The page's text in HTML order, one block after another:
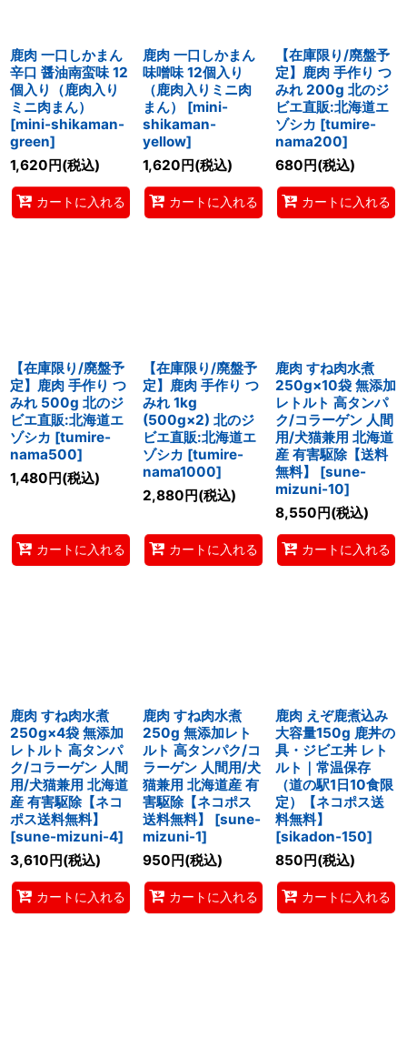
鹿肉 一口しかまん
辛口 醤油南蛮味 12
個入り（鹿肉入り
ミニ肉まん）
[mini-shikaman-
green]
1,620円(税込)
カートに入れる
鹿肉 一口しかまん
味噌味 12個入り
（鹿肉入りミニ肉
まん）
[mini-
shikaman-
yellow]
1,620円(税込)
カートに入れる
【在庫限り/廃盤予
定】鹿肉 手作り つ
みれ 200g 北のジ
ビエ直販:北海道エ
ゾシカ [tumire-
nama200]
680円(税込)
カートに入れる
【在庫限り/廃盤予
定】鹿肉 手作り つ
みれ 500g 北のジ
ビエ直販:北海道エ
ゾシカ [tumire-
nama500]
1,480円(税込)
カートに入れる
【在庫限り/廃盤予
定】鹿肉 手作り つ
みれ 1kg
(500g×2) 北のジ
ビエ直販:北海道エ
ゾシカ [tumire-
nama1000]
2,880円(税込)
カートに入れる
鹿肉 すね肉水煮
250g×10袋 無添加
レトルト 高タンパ
ク/コラーゲン 人間
用/犬猫兼用 北海道
産 有害駆除【送料
無料】
[sune-
mizuni-10]
8,550円(税込)
カートに入れる
鹿肉 すね肉水煮
250g×4袋 無添加
レトルト 高タンパ
ク/コラーゲン 人間
用/犬猫兼用 北海道
産 有害駆除【ネコ
ポス送料無料】
[sune-mizuni-4]
3,610円(税込)
カートに入れる
鹿肉 すね肉水煮
250g 無添加レト
ルト 高タンパク/コ
ラーゲン 人間用/犬
猫兼用 北海道産 有
害駆除【ネコポス
送料無料】
[sune-
mizuni-1]
950円(税込)
カートに入れる
鹿肉 えぞ鹿煮込み
大容量150g 鹿丼の
具・ジビエ丼 レト
ルト｜常温保存
（道の駅1日10食限
定）【ネコポス送
料無料】
[sikadon-150]
850円(税込)
カートに入れる